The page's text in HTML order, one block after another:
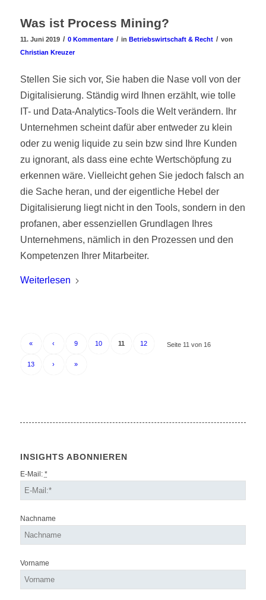
Was ist Process Mining?
11. Juni 2019 / 0 Kommentare / in Betriebswirtschaft & Recht / von
Christian Kreuzer
Stellen Sie sich vor, Sie haben die Nase voll von der
Digitalisierung. Ständig wird Ihnen erzählt, wie tolle
IT- und Data-Analytics-Tools die Welt verändern. Ihr
Unternehmen scheint dafür aber entweder zu klein
oder zu wenig liquide zu sein bzw sind Ihre Kunden
zu ignorant, als dass eine echte Wertschöpfung zu
erkennen wäre. Vielleicht gehen Sie jedoch falsch an
die Sache heran, und der eigentliche Hebel der
Digitalisierung liegt nicht in den Tools, sondern in den
profanen, aber essenziellen Grundlagen Ihres
Unternehmens, nämlich in den Prozessen und den
Kompetenzen Ihrer Mitarbeiter.
Weiterlesen
Seite 11 von 16
« ‹ 9 10 11 12
13 › »
INSIGHTS ABONNIEREN
E-Mail: *
Nachname
Vorname